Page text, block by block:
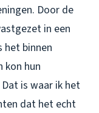
Door de
in een
het binnen
hun
is waar ik het
dat het echt